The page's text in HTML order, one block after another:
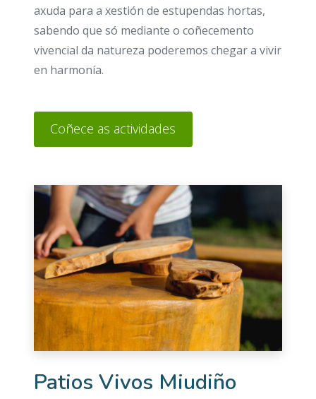
axuda para a xestión de estupendas hortas,
sabendo que só mediante o coñecemento
vivencial da natureza poderemos chegar a vivir
en harmonía.
Coñece as actividades
Patios Vivos Miudiño